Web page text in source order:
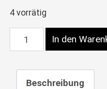
4 vorrätig
Dreh-Tablett – Rolling
In den
Beschreibung